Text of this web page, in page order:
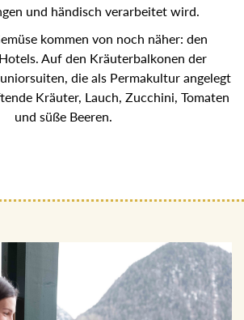
und händisch verarbeitet wird.
kommen von noch näher: den
Auf den Kräuterbalkonen der
die als Permakultur angelegt
Kräuter, Lauch, Zucchini, Tomaten
und süße Beeren.